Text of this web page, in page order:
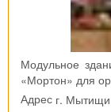
Модульное
«Мортон» для
Адрес г. Мытищи